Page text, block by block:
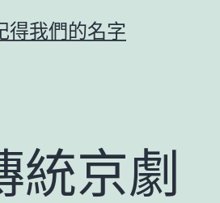
得我們的名字
統京劇